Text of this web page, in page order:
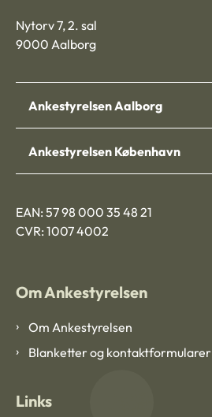
Nytorv 7, 2. sal
9000 Aalborg
Ankestyrelsen Aalborg
Ankestyrelsen København
EAN: 57 98 000 35 48 21
CVR: 1007 4002
Om Ankestyrelsen
Om Ankestyrelsen
Blanketter og kontaktformularer
Links